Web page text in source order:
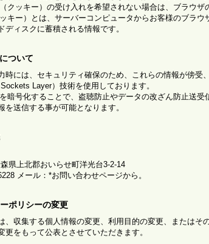
クッキー）の受け入れを希望されない場合は、ブラウザ
キー）とは、サーバーコンピュータからお客様のブラウ
ディスクに蓄積される情報です。
ついて
時には、セキュリティ確保のため、これらの情報が傍受
Layer）技術を使用しております。
暗号化することで、盗聴防止やデータの改ざん防止送
を送信する事が可能となります。
県上北郡おいらせ町洋光台3-2-14
メール：*お問い合わせページから。
ポリシーの変更
、収集する個人情報の変更、利用目的の変更、またはそ
更をもって公表とさせていただきます。